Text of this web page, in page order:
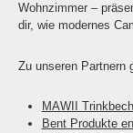
Wohnzimmer –
dir, wie modernes
Zu unseren Partnern
MAWII
Bent Produkte